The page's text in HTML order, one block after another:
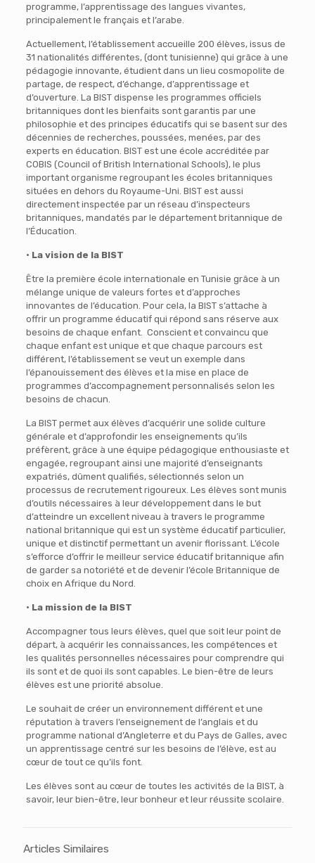
programme, l’apprentissage des langues vivantes,
principalement le français et l’arabe.
Actuellement, l’établissement accueille 200 élèves, issus de
31 nationalités différentes, (dont tunisienne) qui grâce à une
pédagogie innovante, étudient dans un lieu cosmopolite de
partage, de respect, d’échange, d’apprentissage et
d’ouverture. La BIST dispense les programmes officiels
britanniques dont les bienfaits sont garantis par une
philosophie et des principes éducatifs qui se basent sur des
décennies de recherches, poussées, menées, par des
experts en éducation. BIST est une école accréditée par
COBIS (Council of British International Schools), le plus
important organisme regroupant les écoles britanniques
situées en dehors du Royaume-Uni. BIST est aussi
directement inspectée par un réseau d’inspecteurs
britanniques, mandatés par le département britannique de
l’Éducation.
• La vision de la BIST
Être la première école internationale en Tunisie grâce à un
mélange unique de valeurs fortes et d’approches
innovantes de l’éducation. Pour cela, la BIST s’attache à
offrir un programme éducatif qui répond sans réserve aux
besoins de chaque enfant. Conscient et convaincu que
chaque enfant est unique et que chaque parcours est
différent, l’établissement se veut un exemple dans
l’épanouissement des élèves et la mise en place de
programmes d’accompagnement personnalisés selon les
besoins de chacun.
La BIST permet aux élèves d’acquérir une solide culture
générale et d’approfondir les enseignements qu’ils
préfèrent, grâce à une équipe pédagogique enthousiaste et
engagée, regroupant ainsi une majorité d’enseignants
expatriés, dûment qualifiés, sélectionnés selon un
processus de recrutement rigoureux. Les élèves sont munis
d’outils nécessaires à leur développement dans le but
d’atteindre un excellent niveau à travers le programme
national britannique qui est un système éducatif particulier,
unique et distinctif permettant un avenir florissant. L’école
s’efforce d’offrir le meilleur service éducatif britannique afin
de garder sa notoriété et de devenir l’école Britannique de
choix en Afrique du Nord.
• La mission de la BIST
Accompagner tous leurs élèves, quel que soit leur point de
départ, à acquérir les connaissances, les compétences et
les qualités personnelles nécessaires pour comprendre qui
ils sont et de quoi ils sont capables. Le bien-être de leurs
élèves est une priorité absolue.
Le souhait de créer un environnement différent et une
réputation à travers l’enseignement de l’anglais et du
programme national d’Angleterre et du Pays de Galles, avec
un apprentissage centré sur les besoins de l’élève, est au
cœur de tout ce qu’ils font.
Les élèves sont au cœur de toutes les activités de la BIST, à
savoir, leur bien-être, leur bonheur et leur réussite scolaire.
Articles Similaires